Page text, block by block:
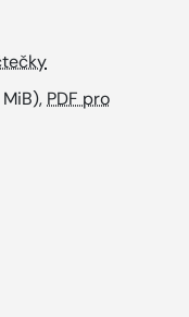
PDF pro